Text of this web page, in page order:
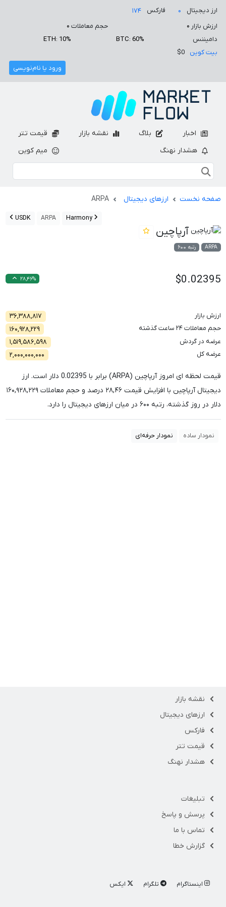
ارز دیجیتال ۰ فارکس
۱۷۴
ارزش بازار ۰ حجم معاملات ۰
دامیننس
BTC: 60%
ETH: 10%
بیت کوین
$0
ورود یا نام‌نویسی
اخبار بلاگ نقشه بازار
قیمت تتر
هشدار نهنگ
میم کوین
صفحه نخست ارزهای دیجیتال ARPA
Harmony
ARPA
USDK
آرپا‌چین
ARPA رتبه ۶۰۰
$0.02395 ۲۸,۴۶%
ارزش بازار
۳۶,۳۸۸,۸۱۷
حجم معاملات ۲۴ ساعت گذشته
۱۶۰,۹۲۸,۲۲۹
عرضه در گردش
۱,۵۱۹,۵۸۶,۵۹۸
عرضه کل
۲,۰۰۰,۰۰۰,۰۰۰
قیمت لحظه ای امروز آرپا‌چین (ARPA) برابر با 0.02395 دلار است. ارز
دیجیتال آرپا‌چین با افزایش قیمت۲۸,۴۶ درصد و حجم معاملات۱۶۰,۹۲۸,۲۲۹
دلار در روز گذشته، رتبه ۶۰۰ در میان ارزهای دیجیتال را دارد.
نمودار ساده نمودار حرفه‌ای
نقشه بازار
ارزهای دیجیتال
فارکس
قیمت تتر
هشدار نهنگ
تبلیغات
پرسش و پاسخ
تماس با ما
گزارش خطا
اینستاگرام تلگرام ایکس